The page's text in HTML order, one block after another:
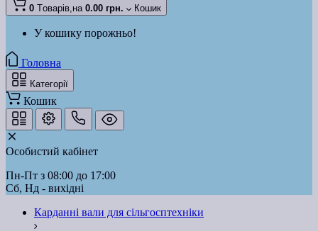
0 Tоварів,на 0.00 грн. Кошик
У кошику порожньо!
Головна
Категорії
Кошик
Особистий кабінет
Пн-Пт з 08:00 до 17:00
Сб, Нд - вихідні
Карданні вали для сільгосптехніки